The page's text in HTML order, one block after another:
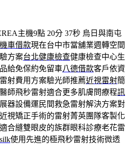
主機9點 20分 37秒 烏日與南屯
車借款現在台中市當舖業週轉空間
方案台北健康檢查健康檢查中心生
給免保約免留車八德借款客戶依資
射費用方案驗光師推薦近視雷射簡
師飛秒雷射適合更多肌膚問療程訊
器設備運民間救急雷射解決方案對
視矯正手術的雷射菁英團隊客製化
適合縫雙眼皮的族群眼科診療老花雷
silk使用先進的極飛秒雷射技術微透